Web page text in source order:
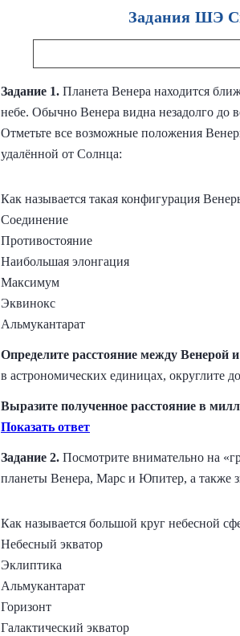
Задания ШЭ
Задание 1. Планета Венера находится
небе. Обычно Венера видна незадолго до
Отметьте все возможные положения
удалённой от Солнца:
Как называется такая конфигурация
Соединение
Противостояние
Наибольшая элонгация
Максимум
Эквинокс
Альмукантарат
Определите расстояние между Венерой
в астрономических единицах, округлите
Выразите полученное расстояние в
Показать ответ
Задание 2. Посмотрите внимательно на
планеты Венера, Марс и Юпитер, а также
Как называется большой круг небесной
Небесный экватор
Эклиптика
Альмукантарат
Горизонт
Галактический экватор